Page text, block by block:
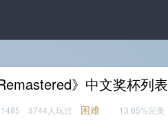
》中文奖杯列表
1485 3744人玩过 困难 13.65%完美